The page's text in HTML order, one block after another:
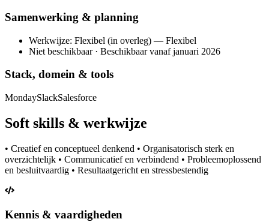
Samenwerking & planning
Werkwijze: Flexibel (in overleg) — Flexibel
Niet beschikbaar · Beschikbaar vanaf januari 2026
Stack, domein & tools
MondaySlackSalesforce
Soft skills & werkwijze
• Creatief en conceptueel denkend • Organisatorisch sterk en
overzichtelijk • Communicatief en verbindend • Probleemoplossend
en besluitvaardig • Resultaatgericht en stressbestendig
Kennis & vaardigheden